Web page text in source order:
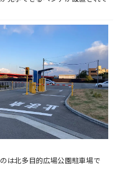
は北多目的広場公園駐車場で